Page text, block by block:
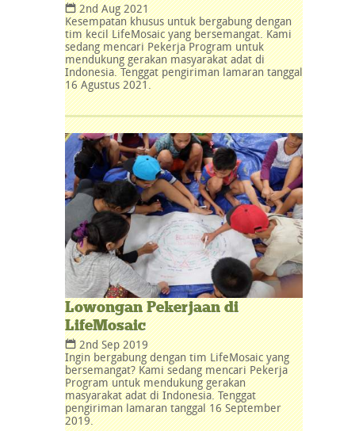
2nd Aug 2021
Kesempatan khusus untuk bergabung dengan
tim kecil LifeMosaic yang bersemangat. Kami
sedang mencari Pekerja Program untuk
mendukung gerakan masyarakat adat di
Indonesia. Tenggat pengiriman lamaran tanggal
16 Agustus 2021.
Lowongan Pekerjaan di
LifeMosaic
2nd Sep 2019
Ingin bergabung dengan tim LifeMosaic yang
bersemangat? Kami sedang mencari Pekerja
Program untuk mendukung gerakan
masyarakat adat di Indonesia. Tenggat
pengiriman lamaran tanggal 16 September
2019.